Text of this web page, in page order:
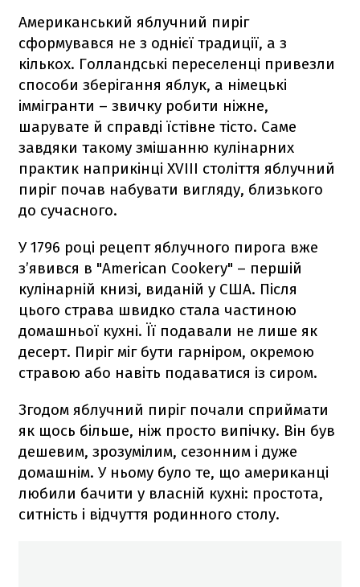
Американський яблучний пиріг
сформувався не з однієї традиції, а з
кількох. Голландські переселенці привезли
способи зберігання яблук, а німецькі
іммігранти – звичку робити ніжне,
шарувате й справді їстівне тісто. Саме
завдяки такому змішанню кулінарних
практик наприкінці XVIII століття яблучний
пиріг почав набувати вигляду, близького
до сучасного.
У 1796 році рецепт яблучного пирога вже
з’явився в "American Cookery" – першій
кулінарній книзі, виданій у США. Після
цього страва швидко стала частиною
домашньої кухні. Її подавали не лише як
десерт. Пиріг міг бути гарніром, окремою
стравою або навіть подаватися із сиром.
Згодом яблучний пиріг почали сприймати
як щось більше, ніж просто випічку. Він був
дешевим, зрозумілим, сезонним і дуже
домашнім. У ньому було те, що американці
любили бачити у власній кухні: простота,
ситність і відчуття родинного столу.